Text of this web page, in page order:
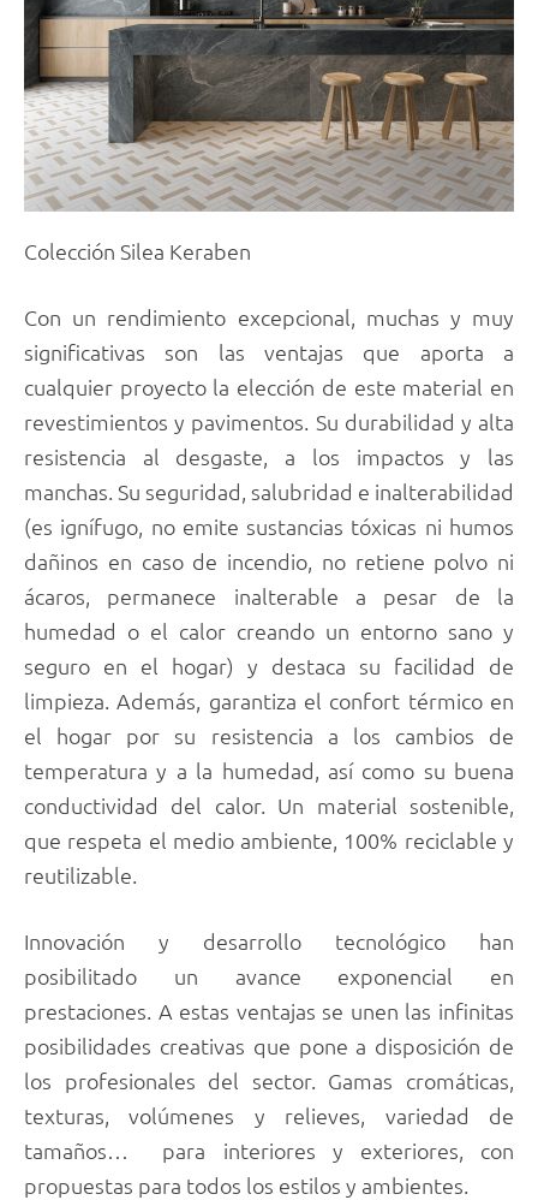
Colección Silea Keraben
Con un rendimiento excepcional, muchas y muy
significativas son las ventajas que aporta a
cualquier proyecto la elección de este material en
revestimientos y pavimentos. Su durabilidad y alta
resistencia al desgaste, a los impactos y las
manchas. Su seguridad, salubridad e inalterabilidad
(es ignífugo, no emite sustancias tóxicas ni humos
dañinos en caso de incendio, no retiene polvo ni
ácaros, permanece inalterable a pesar de la
humedad o el calor creando un entorno sano y
seguro en el hogar) y destaca su facilidad de
limpieza. Además, garantiza el confort térmico en
el hogar por su resistencia a los cambios de
temperatura y a la humedad, así como su buena
conductividad del calor. Un material sostenible,
que respeta el medio ambiente, 100% reciclable y
reutilizable.
Innovación y desarrollo tecnológico han
posibilitado un avance exponencial en
prestaciones. A estas ventajas se unen las infinitas
posibilidades creativas que pone a disposición de
los profesionales del sector. Gamas cromáticas,
texturas, volúmenes y relieves, variedad de
tamaños… para interiores y exteriores, con
propuestas para todos los estilos y ambientes.